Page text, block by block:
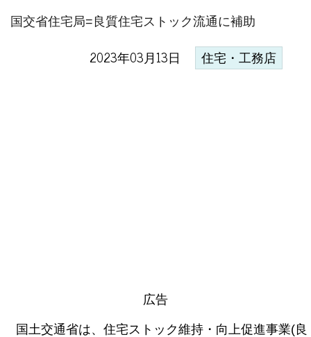
国交省住宅局=良質住宅ストック流通に補助
2023年03月13日 住宅・工務店
広告
国土交通省は、住宅ストック維持・向上促進事業(良